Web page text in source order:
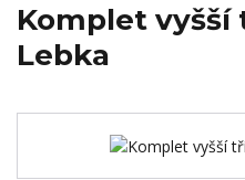
Komplet vyšší
Lebka